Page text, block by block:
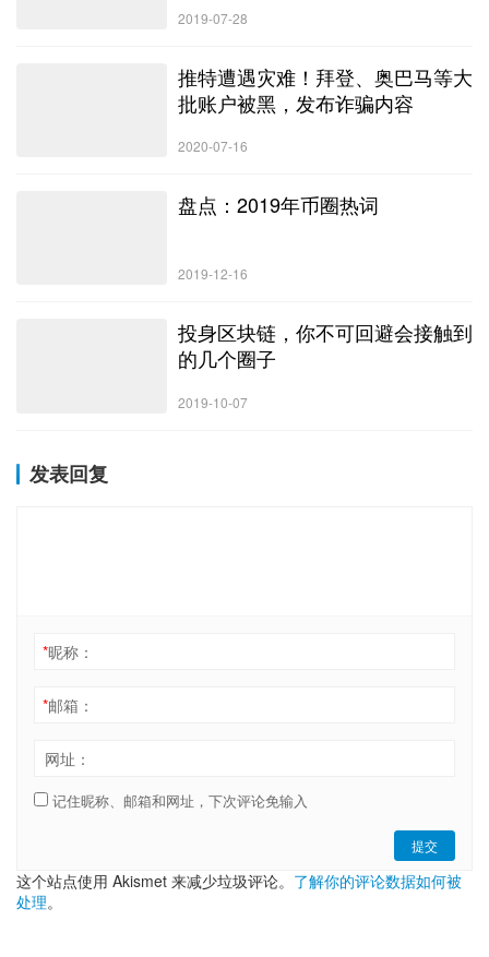
2019-07-28
推特遭遇灾难！拜登、奥巴马等大
批账户被黑，发布诈骗内容
2020-07-16
盘点：2019年币圈热词
2019-12-16
投身区块链，你不可回避会接触到
的几个圈子
2019-10-07
发表回复
*昵称：
*邮箱：
网址：
记住昵称、邮箱和网址，下次评论免输入
提交
这个站点使用 Akismet 来减少垃圾评论。 了解你的评论数据如何被
处理。